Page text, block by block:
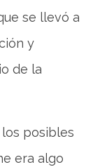
se llevó a
y
de la
posibles
era algo